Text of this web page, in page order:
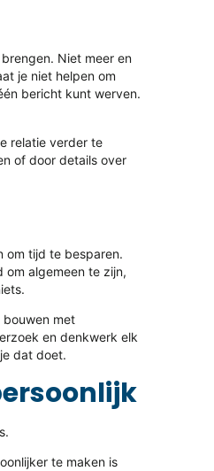
Niet meer en
je niet helpen om
bericht kunt werven.
relatie verder te
of door details over
om tijd te besparen.
om algemeen te zijn,
met
en denkwerk elk
dat doet.
te maken is